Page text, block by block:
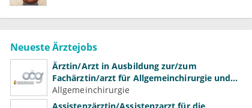
Neueste Ärztejobs
Ärztin/Arzt in Ausbildung zur/zum
Fachärztin/arzt für Allgemeinchirurgie und
Gefäßchirurgie
Allgemeinchirurgie